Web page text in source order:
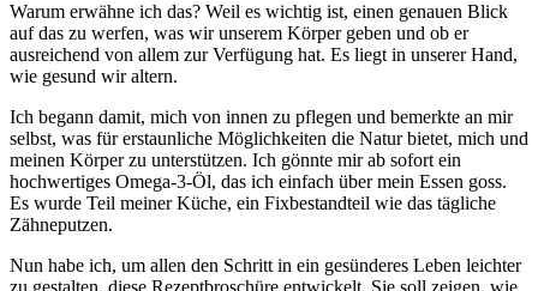
Warum erwähne ich das? Weil es wichtig ist, einen genauen Blick
auf das zu werfen, was wir unserem Körper geben und ob er
ausreichend von allem zur Verfügung hat. Es liegt in unserer Hand,
wie gesund wir altern.
Ich begann damit, mich von innen zu pflegen und bemerkte an mir
selbst, was für erstaunliche Möglichkeiten die Natur bietet, mich und
meinen Körper zu unterstützen. Ich gönnte mir ab sofort ein
hochwertiges Omega-3-Öl, das ich einfach über mein Essen goss.
Es wurde Teil meiner Küche, ein Fixbestandteil wie das tägliche
Zähneputzen.
Nun habe ich, um allen den Schritt in ein gesünderes Leben leichter